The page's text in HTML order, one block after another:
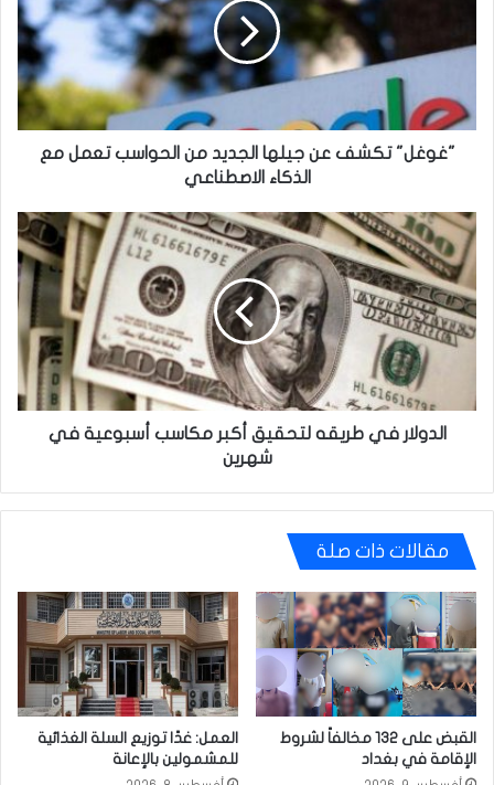
تعمل
مع
الذكاء"غوغل" تكشف عن جيلها الجديد من الحواسب تعمل مع
الذكاء الاصطناعي
الدولار
في
طريقه
لتحقيق
أكبر
مكاسب
أسبوعية
شهرين
الدولار في طريقه لتحقيق أكبر مكاسب أسبوعية في
شهرين
مقالات ذات صلة
القبض على 132 مخالفاً لشروط
الإقامة في بغداد
العمل: غدًا توزيع السلة الغذائية
للمشمولين بالإعانة